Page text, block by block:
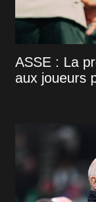
ASSE : La
aux joueurs